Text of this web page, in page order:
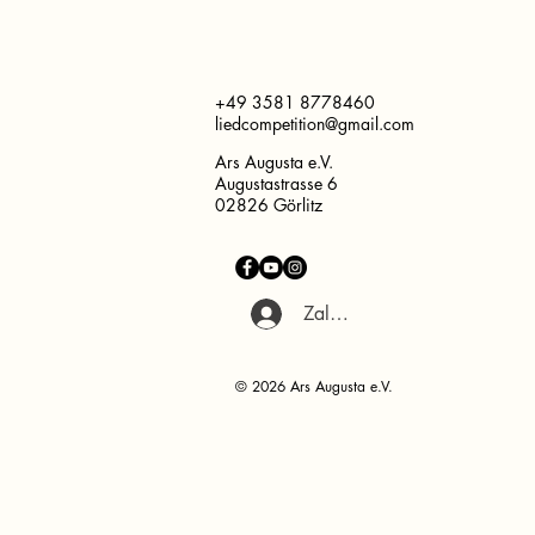
+49 3581 8778460
liedcompetition@gmail.com
Ars Augusta e.V.
Augustastrasse 6
02826 Görlitz
Zaloguj się
© 2026 Ars Augusta e.V.